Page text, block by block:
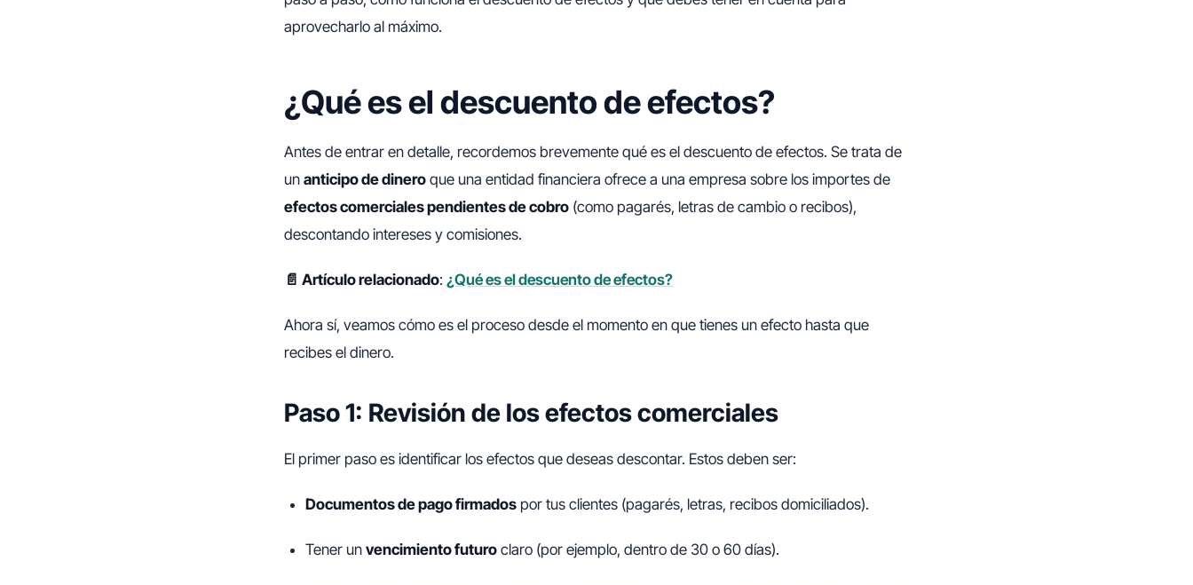
aprovecharlo al máximo.
¿Qué es el descuento de efectos?
Antes de entrar en detalle, recordemos brevemente qué es el descuento de efectos. Se trata de
un anticipo de dinero que una entidad financiera ofrece a una empresa sobre los importes de
efectos comerciales pendientes de cobro (como pagarés, letras de cambio o recibos),
descontando intereses y comisiones.
📄 Artículo relacionado: ¿Qué es el descuento de efectos?
Ahora sí, veamos cómo es el proceso desde el momento en que tienes un efecto hasta que
recibes el dinero.
Paso 1: Revisión de los efectos comerciales
El primer paso es identificar los efectos que deseas descontar. Estos deben ser:
Documentos de pago firmados por tus clientes (pagarés, letras, recibos domiciliados).
Tener un vencimiento futuro claro (por ejemplo, dentro de 30 o 60 días).